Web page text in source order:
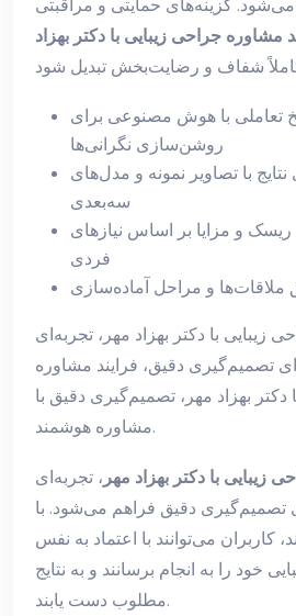
مشاوره جراحی زیبایی با دکتر بهزاد
تعاملی با هوش مصنوعی برای
روشن‌سازی نگرانی‌ها
با تصاویر نمونه و مدل‌های
سه‌بعدی
و مزایا بر اساس نیازهای
فردی
ملاقات‌ها و مراحل آماده‌سازی
زیبایی با دکتر بهزاد مهر، تجربه‌ای
تصمیم‌گیری دقیق، فرایند مشاوره
دکتر بهزاد مهر، تصمیم‌گیری دقیق با
مشاوره هوشمند.
زیبایی با دکتر بهزاد مهر ، تجربه‌ای
تصمیم‌گیری دقیق فراهم می‌شود. با
کاربران می‌توانند با اعتماد به نفس
خود را به انجام برسانند و به نتایج
مطلوب دست یابند.